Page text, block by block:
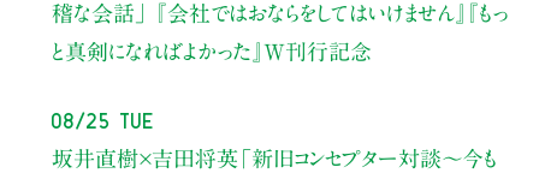
稽な会話」
『会社ではおならをしてはいけません』『もっ
と真剣になればよかった』W刊行記念
08/25 Tue
坂井直樹×吉田将英「新旧コンセプター対談～今も